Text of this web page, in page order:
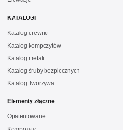
KATALOGI
Katalog drewno
Katalog kompozytów
Katalog metali
Katalog śruby bezpiecznych
Katalog Tworzywa
Elementy złączne
Opatentowane